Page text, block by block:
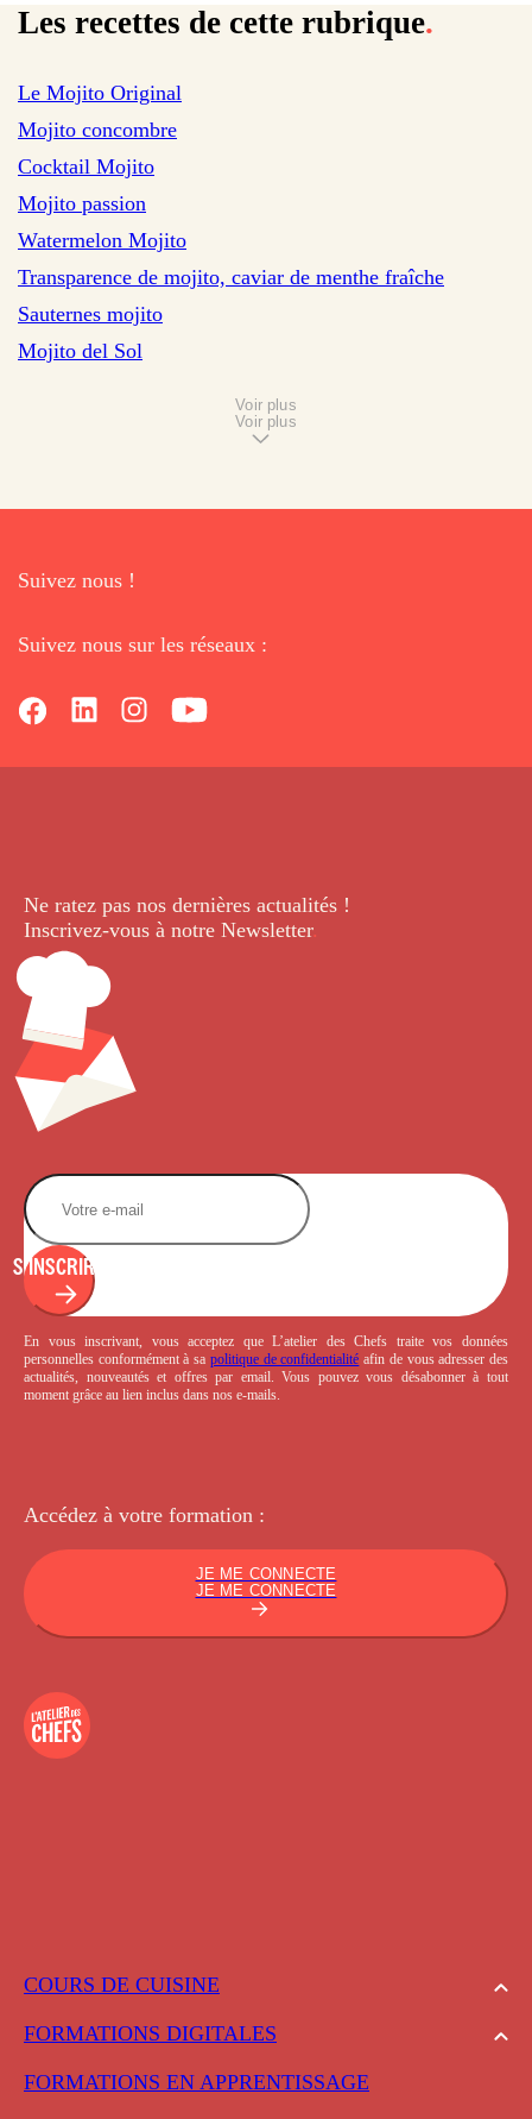
Les recettes de cette rubrique.
Le Mojito Original
sur 229 avis
Mojito concombre
sur 1918 avis
Cocktail Mojito
sur 5 avis
Mojito passion
sur 16 avis
Watermelon Mojito
Transparence de mojito, caviar de menthe fraîche
Sauternes mojito
Mojito del Sol
Voir plus
Voir plus
Suivez nous !
Suivez nous sur les réseaux :
COURS DE CUISINE
FORMATIONS DIGITALES
FORMATIONS EN APPRENTISSAGE
Ne ratez pas nos dernières actualités !
Inscrivez-vous à notre Newsletter.
S'INSCRIRE
En vous inscrivant, vous acceptez que L’atelier des Chefs traite vos données
personnelles conformément à sa politique de confidentialité afin de vous adresser des
actualités, nouveautés et offres par email. Vous pouvez vous désabonner à tout
moment grâce au lien inclus dans nos e-mails.
Accédez à votre formation :
JE ME CONNECTE
JE ME CONNECTE